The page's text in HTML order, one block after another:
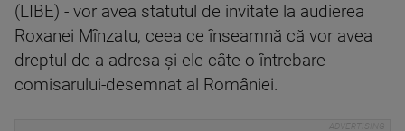
(LIBE) - vor avea statutul de invitate la audierea
Roxanei Mînzatu, ceea ce înseamnă că vor avea
dreptul de a adresa şi ele câte o întrebare
comisarului-desemnat al României.